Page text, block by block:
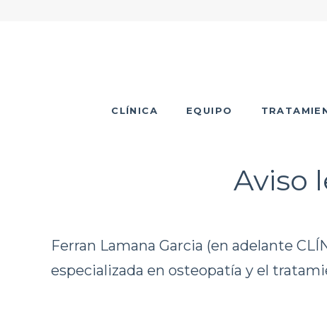
CLÍNICA EQUIPO
Aviso
Ferran Lamana Garcia (en adelante
especializada en osteopatía y el